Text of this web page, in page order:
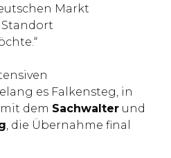
Markt
es Falkensteg, in
dem Sachwalter und
, die Übernahme final